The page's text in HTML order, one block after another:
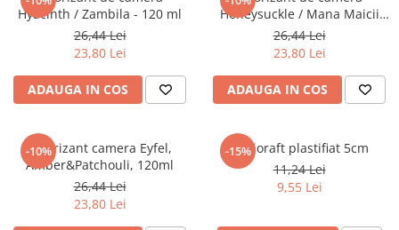
Clasa a V-a
Clasa a VI-a
Clasa a VII-a
Clasa a VIII-a
Clasa I
Limbi Straine
Povesti
Povesti ilustrate
Hyacinth / Zambila - 120 ml
26,44 Lei
23,80 Lei
ADAUGA IN COS
Honeysuckle / Mana Maicii
Domnului - 120 ml
26,44 Lei
23,80 Lei
ADAUGA IN COS
-10%
Odorizant camera Eyfel,
Amber&Patchouli, 120ml
26,44 Lei
23,80 Lei
-15%
Biblioraft plastifiat 5cm
11,24 Lei
9,55 Lei